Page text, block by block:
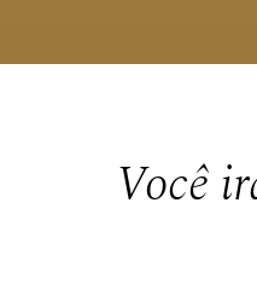
Você